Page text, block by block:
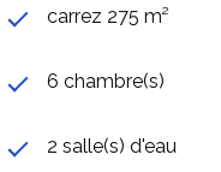
carrez 275 m²
6 chambre(s)
2 salle(s) d'eau